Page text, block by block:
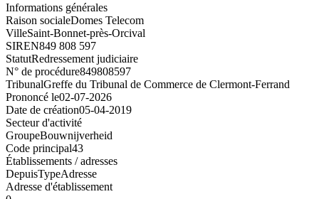
Informations générales
Raison socialeDomes Telecom
VilleSaint-Bonnet-près-Orcival
SIREN849 808 597
StatutRedressement judiciaire
N° de procédure849808597
TribunalGreffe du Tribunal de Commerce de Clermont-Ferrand
Prononcé le02-07-2026
Date de création05-04-2019
Secteur d'activité
GroupeBouwnijverheid
Code principal43
Établissements / adresses
DepuisTypeAdresse
Adresse d'établissement